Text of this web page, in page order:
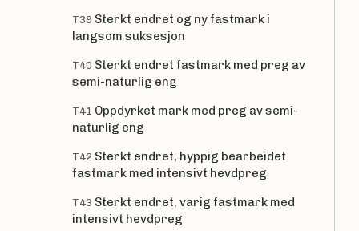
T39 Sterkt endret og ny fastmark i
langsom suksesjon
T40 Sterkt endret fastmark med preg av
semi-naturlig eng
T41 Oppdyrket mark med preg av semi-
naturlig eng
T42 Sterkt endret, hyppig bearbeidet
fastmark med intensivt hevdpreg
T43 Sterkt endret, varig fastmark med
intensivt hevdpreg